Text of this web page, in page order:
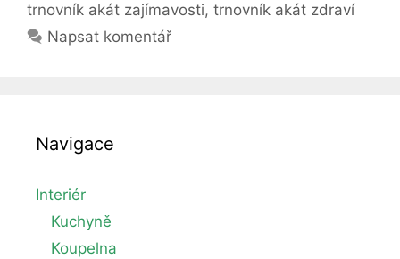
pozitivní
trnovník akát zajímavosti, trnovník akát zdraví
Napsat komentář
Navigace
Interiér
Kuchyně
Koupelna